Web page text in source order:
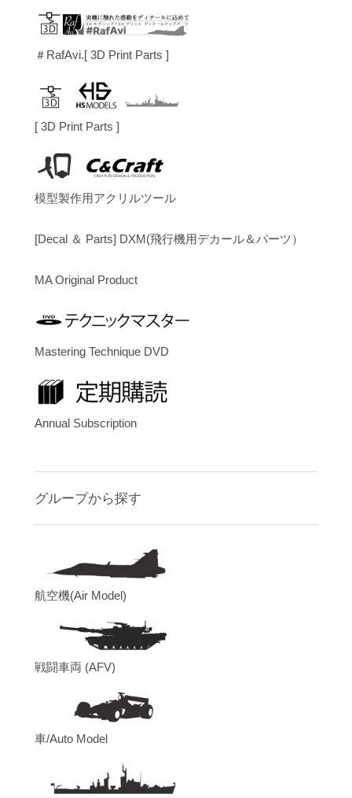
＃RafAvi.[ 3D Print Parts ]
[ 3D Print Parts ]
模型製作用アクリルツール
[Decal ＆ Parts] DXM(飛行機用デカール＆パーツ）
MA Original Product
Mastering Technique DVD
Annual Subscription
グループから探す
航空機(Air Model)
戦闘車両 (AFV)
車/Auto Model